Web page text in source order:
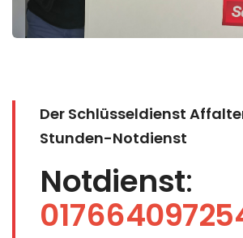
Der Schlüsseldienst
Stunden-Notdienst
Notdienst: